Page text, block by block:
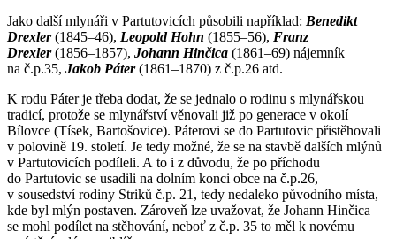
Jako další mlynáři v Partutovicích působili například: Benedikt
Drexler(1845–46), Leopold Hohn (1855–56), Franz
Drexler(1856–1857), Johann Hinčica (1861–69) nájemník
na č.p.35, Jakob Páter(1861–1870) z č.p.26 atd.
K rodu Páter je třeba dodat, že se jednalo o rodinu s mlynářskou
tradicí, protože se mlynářství věnovali již po generace v okolí
Bílovce (Tísek, Bartošovice). Páterovi se do Partutovic přistěhovali
v polovině 19. století. Je tedy možné, že se na stavbě dalších mlýnů
v Partutovicích podíleli. A to i z důvodu, že po příchodu
do Partutovic se usadili na dolním konci obce na č.p.26,
v sousedství rodiny Striků č.p. 21, tedy nedaleko původního místa,
kde byl mlýn postaven. Zároveň lze uvažovat, že Johann Hinčica
se mohl podílet na stěhování, neboť z č.p. 35 to měl k novému